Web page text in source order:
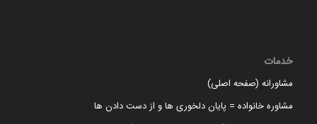
خدمات
مشاورانه (صفحه اصلی)
مشاوره خانواده = پایان دلخوری ها و از دست دادن ها